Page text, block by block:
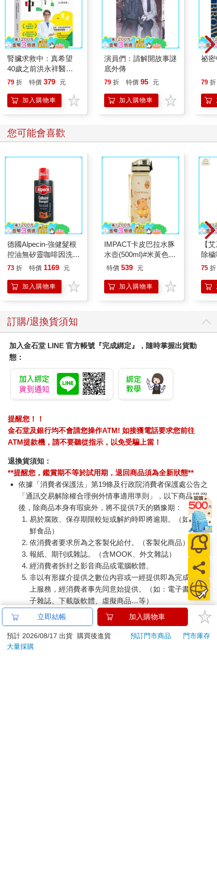
腎臟求救中：真希望
40歲之前洪永祥醫師
就告訴我這些事
79 折 特價 379 元
加入購物車
演員們：請解開故事謎
底外傳
79 折 特價 95 元
加入購物車
祕
79 折
您可能會喜歡
德國Alpecin-強健髮根
控油無矽靈咖啡因洗髮
凝露375ml/瓶-C1強健
調理頭皮洗髮液/0矽靈
滋潤洗頭髮水/一般髮
73 折 特價 1169 元
加入購物車
IMPACT卡皮巴拉水豚
水壺(500ml)#米黃色
IM00B18YL
特價 539 元
加入購物車
【
除
平安
另
75 折
訂購/退換貨須知
加入金石堂 LINE 官方帳號『完成綁定』，隨時掌握出貨動
態：
提醒您！！
金石堂及銀行均不會請您操作ATM! 如接獲電話要求您前往
ATM提款機，請不要聽從指示，以免受騙上當！
退換貨須知：
**提醒您，鑑賞期不等於試用期，退回商品須為全新狀態**
依據「消費者保護法」第19條及行政院消費者保護處公告之
「通訊交易解除權合理例外情事適用準則」，以下商品購買
後，除商品本身有瑕疵外，將不提供7天的猶豫期：
易於腐敗、保存期限較短或解約時即將逾期。（如：生
鮮食品）
依消費者要求所為之客製化給付。（客製化商品）
報紙、期刊或雜誌。（含MOOK、外文雜誌）
經消費者拆封之影音商品或電腦軟體。
非以有形媒介提供之數位內容或一經提供即為完成之線
上服務，經消費者事先同意始提供。（如：電子書、電
子雜誌、下載版軟體、虛擬商品…等）
已拆封之個人衛生用品。（如：內衣褲、刮鬍刀、除毛
刀…等）
若非上列種類商品，均享有到貨7天的猶豫期（含例假
日）。
立即結帳 加入購物車
預計 2026/08/17 出貨 購買後進貨 預訂門市商品
門市庫存
大量採購